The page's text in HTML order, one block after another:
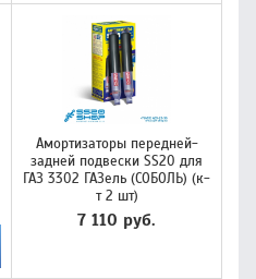
Амортизаторы передней-
задней подвески SS20 для
ГАЗ 3302 ГАЗель (СОБОЛЬ) (к-
т 2 шт)
7 110 руб.